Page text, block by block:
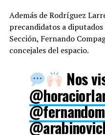
Además de Rodríguez
precandidatos a
Sección, Fernando
concejales del espacio.
Nos